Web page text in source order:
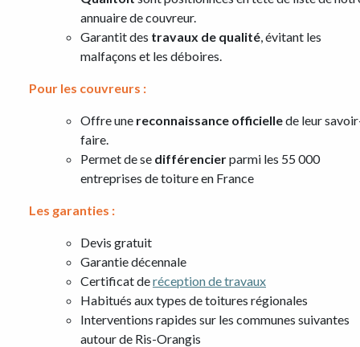
annuaire de couvreur.
Garantit des travaux de qualité, évitant les
malfaçons et les déboires.
Pour les couvreurs :
Offre une reconnaissance officiellede leur
faire.
Permet de se différencierparmi les 55 000
entreprises de toiture en France
Les garanties :
Devis gratuit
Garantie décennale
Certificat deréception de travaux
Habitués aux types de toitures régionales
Interventions rapides sur les communes suivantes
autour de Ris-Orangis